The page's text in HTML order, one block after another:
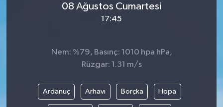
08 Ağustos Cumartesi
17:45
Nem: %79, Basınç: 1010 hpa hPa,
Rüzgar: 1.31 m/s
Ardanuç Arhavi Borçka Hopa